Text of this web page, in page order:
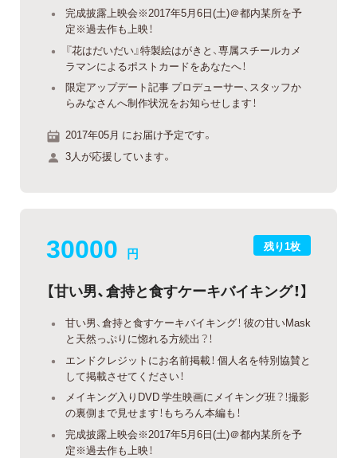
完成披露上映会※2017年5月6日(土)＠都内某所を予
定※過去作も上映！
『花はだいだい』特製絵はがきと、専属スチールカメ
ラマンによるポストカードをあなたへ！
限定アップデート記事 プロデューサー、スタッフか
らみなさんへ制作状況をお知らせします！
2017年05月 にお届け予定です。
3人が応援しています。
残り1枚
30000 円
【甘い男、倉持と食すケーキバイキング！】
甘い男、倉持と食すケーキバイキング！ 彼の甘いMask
と天然っぷりに惚れる方続出？！
エンドクレジットにお名前掲載！ 個人名を特別協賛と
して掲載させてください！
メイキング入りDVD 学生映画にメイキング班？！撮影
の裏側まで見せます！もちろん本編も！
完成披露上映会※2017年5月6日(土)＠都内某所を予
定※過去作も上映！